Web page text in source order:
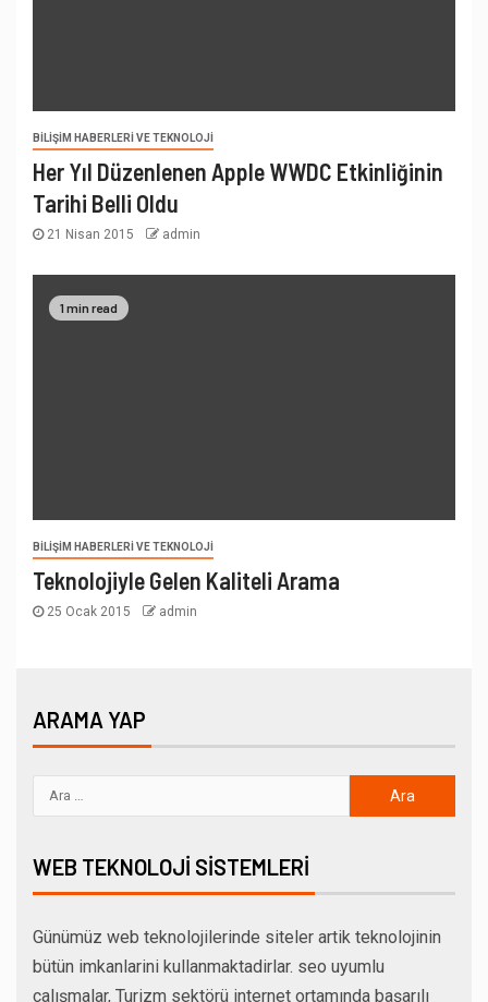
BILIŞIM HABERLERI VE TEKNOLOJI
Her Yıl Düzenlenen Apple WWDC Etkinliğinin
Tarihi Belli Oldu
21 Nisan 2015 admin
1 min read
BILIŞIM HABERLERI VE TEKNOLOJI
Teknolojiyle Gelen Kaliteli Arama
25 Ocak 2015 admin
ARAMA YAP
WEB TEKNOLOJI SISTEMLERI
Günümüz web teknolojilerinde siteler artik teknolojinin
bütün imkanlarini kullanmaktadirlar. seo uyumlu
çalışmalar, Turizm sektörü internet ortamında başarılı